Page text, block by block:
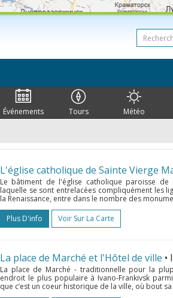
Événements Tours Météo
L'église catholique de Sainte Vierge
Le bâtiment de l'église catholique paroisse de
laquelle se sont entrelacées compliquément les
la Renaissance, entre dans le nombre des
Plus D'info
Voir Sur La Carte
La place de Marché et l'Hôtel de ville •
La place de Marché - traditionnelle pour la
endroit le plus populaire à Ivano-Frankivsk
que c’est un coeur historique de la ville, où bout